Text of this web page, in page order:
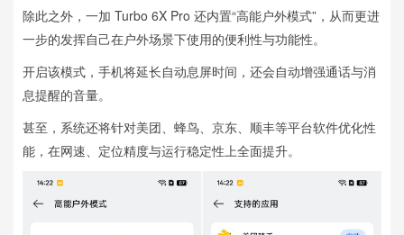
除此之外，一加 Turbo 6X Pro 还内置“高能户外模式”，从而更进
一步的发挥自己在户外场景下使用的便利性与功能性。
开启该模式，手机将延长自动息屏时间，还会自动增强通话与消
息提醒的音量。
甚至，系统还将针对美团、蜂鸟、京东、顺丰等平台软件优化性
能，在网速、定位精度与运行稳定性上全面提升。